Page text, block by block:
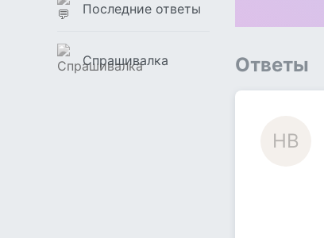
Последние ответы
Спрашивалка Ответы
HB